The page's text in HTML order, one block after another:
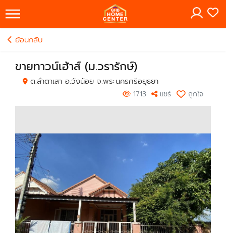
×
ย้อนกลับ
ขายทาวน์เฮ้าส์ (ม.วรารักษ์)
ต.ลำตาเสา อ.วังน้อย จ.พระนครศรีอยุธยา
1713 แชร์ ถูกใจ